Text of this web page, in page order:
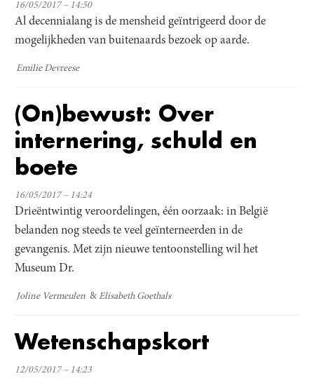
16/05/2017 – 14:50
Al decennialang is de mensheid geïntrigeerd door de
mogelijkheden van buitenaards bezoek op aarde.
Emilie Devreese
(On)bewust: Over
internering, schuld en
boete
16/05/2017 – 14:24
Drieëntwintig veroordelingen, één oorzaak: in België
belanden nog steeds te veel geïnterneerden in de
gevangenis. Met zijn nieuwe tentoonstelling wil het
Museum Dr.
Joline Vermeulen Elisabeth Goethals
Wetenschapskort
12/05/2017 – 14:23